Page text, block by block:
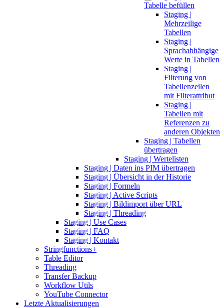
Tabelle befüllen
Staging |
Mehrzeilige
Tabellen
Staging |
Sprachabhängige
Werte in Tabellen
Staging |
Filterung von
Tabellenzeilen
mit Filterattribut
Staging |
Tabellen mit
Referenzen zu
anderen Objekten
Staging | Tabellen
übertragen
Staging | Wertelisten
Staging | Daten ins PIM übertragen
Staging | Übersicht in der Historie
Staging | Formeln
Staging | Active Scripts
Staging | Bildimport über URL
Staging | Threading
Staging | Use Cases
Staging | FAQ
Staging | Kontakt
Stringfunctions+
Table Editor
Threading
Transfer Backup
Workflow Utils
YouTube Connector
Letzte Aktualisierungen